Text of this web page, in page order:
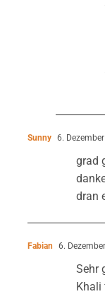
Sunny 6.
grad
dran
Fabian 6.
Sehr
Khali